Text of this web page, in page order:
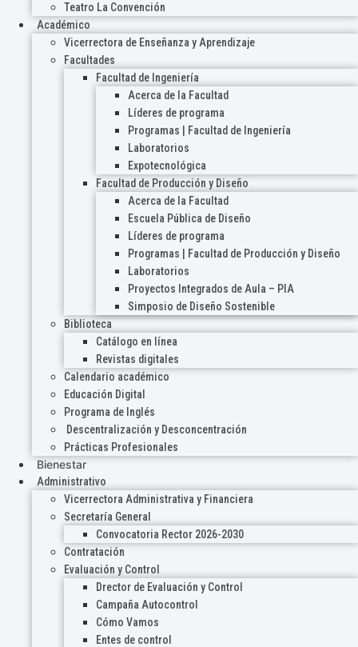
Teatro La Convención
Académico
Vicerrectora de Enseñanza y Aprendizaje
Facultades
Facultad de Ingeniería
Acerca de la Facultad
Líderes de programa
Programas | Facultad de Ingeniería
Laboratorios
Expotecnológica
Facultad de Producción y Diseño
Acerca de la Facultad
Escuela Pública de Diseño
Líderes de programa
Programas | Facultad de Producción y Diseño
Laboratorios
Proyectos Integrados de Aula – PIA
Simposio de Diseño Sostenible
Biblioteca
Catálogo en línea
Revistas digitales
Calendario académico
Educación Digital
Programa de Inglés
Descentralización y Desconcentración
Prácticas Profesionales
Bienestar
Administrativo
Vicerrectora Administrativa y Financiera
Secretaría General
Convocatoria Rector 2026-2030
Contratación
Evaluación y Control
Drector de Evaluación y Control
Campaña Autocontrol
Cómo Vamos
Entes de control